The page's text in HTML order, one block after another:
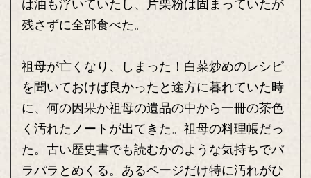
は油も浮いていたし、片栗粉は固まっていたが
残さずに全部食べた。
祖母が亡くなり、しまった！白菜炒めのレシピ
を聞いておけば良かったと途方に暮れていた時
に、何の因果か祖母の遺品の中から一冊の茶色
く汚れたノートが出てきた。祖母の料理帳だっ
た。古い歴史書でも読むかのような気持ちでパ
ラパラとめくる。あるページだけ特に汚れがひ